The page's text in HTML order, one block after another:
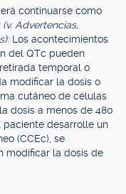
continuarse como
Advertencias,
Los acontecimientos
del QTc pueden
temporal o
modificar la dosis o
cutáneo de células
dosis a menos de 480
paciente desarrolle un
(CCEc), se
modificar la dosis de